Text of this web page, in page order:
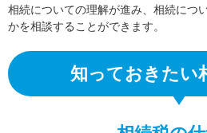
相続についての理解が進み、相続につ
かを相談することができます。
知っておきたい